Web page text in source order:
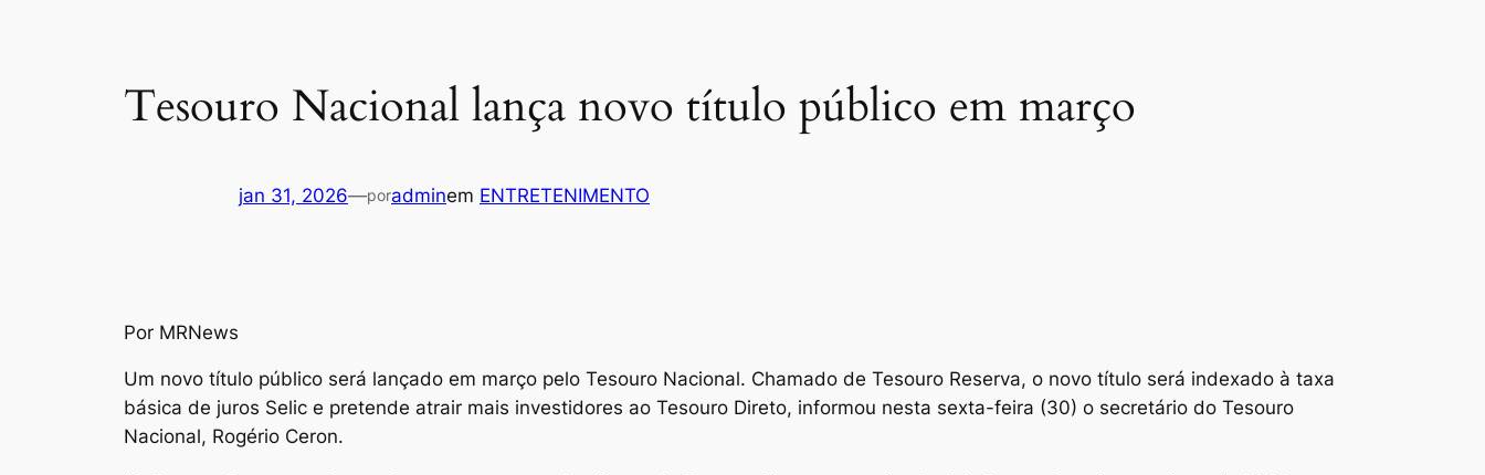
Tesouro Nacional lança novo título público em março
jan 31, 2026—poradminem ENTRETENIMENTO
Por MRNews
Um novo título público será lançado em março pelo Tesouro Nacional. Chamado de Tesouro Reserva, o novo título será indexado à taxa
básica de juros Selic e pretende atrair mais investidores ao Tesouro Direto, informou nesta sexta-feira (30) o secretário do Tesouro
Nacional, Rogério Ceron.